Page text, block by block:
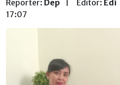
Reporter: Dep Editor: Edi
17:07